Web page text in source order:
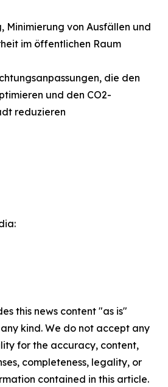
Minimierung von Ausfällen und
im öffentlichen Raum
die den
und den CO2-
reduzieren
this news content "as is"
kind. We do not accept any
for the accuracy, content,
completeness, legality, or
contained in this article.